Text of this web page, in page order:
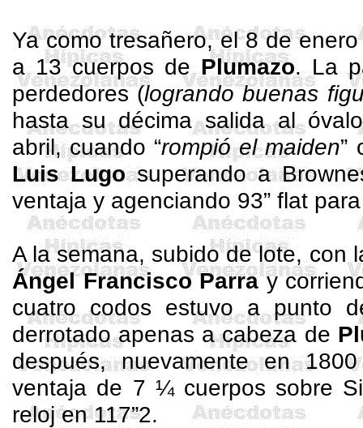
Ya comotresañero, el 8 de
a 13 cuerpos dePlumazo. La
perdedores (logrando buenas
hasta su décima salida al
abril, cuando “rompió elmaiden”
Luis Lugosuperando a
ventaja y agenciando 93” flat
A la semana, subido de lote, con
Ángel Francisco Parray
cuatro codos estuvo a punto
derrotado apenas a cabeza de
después, nuevamente en
ventaja de 7 ¼ cuerpos sobre
reloj en 117”2.